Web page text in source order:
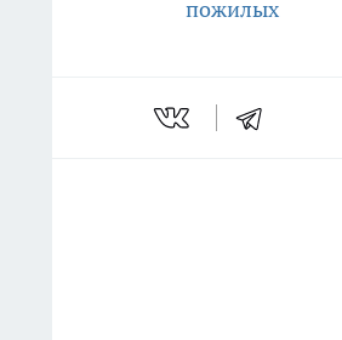
пожилых